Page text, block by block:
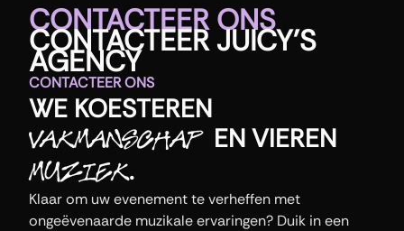
CONTACTEER ONS
CONTACTEER JUICY'S
AGENCY
CONTACTEER ONS
WE KOESTEREN
VAKMANSCHAP EN VIEREN
MUZIEK.
Klaar om uw evenement te verheffen met
ongeëvenaarde muzikale ervaringen? Duik in een